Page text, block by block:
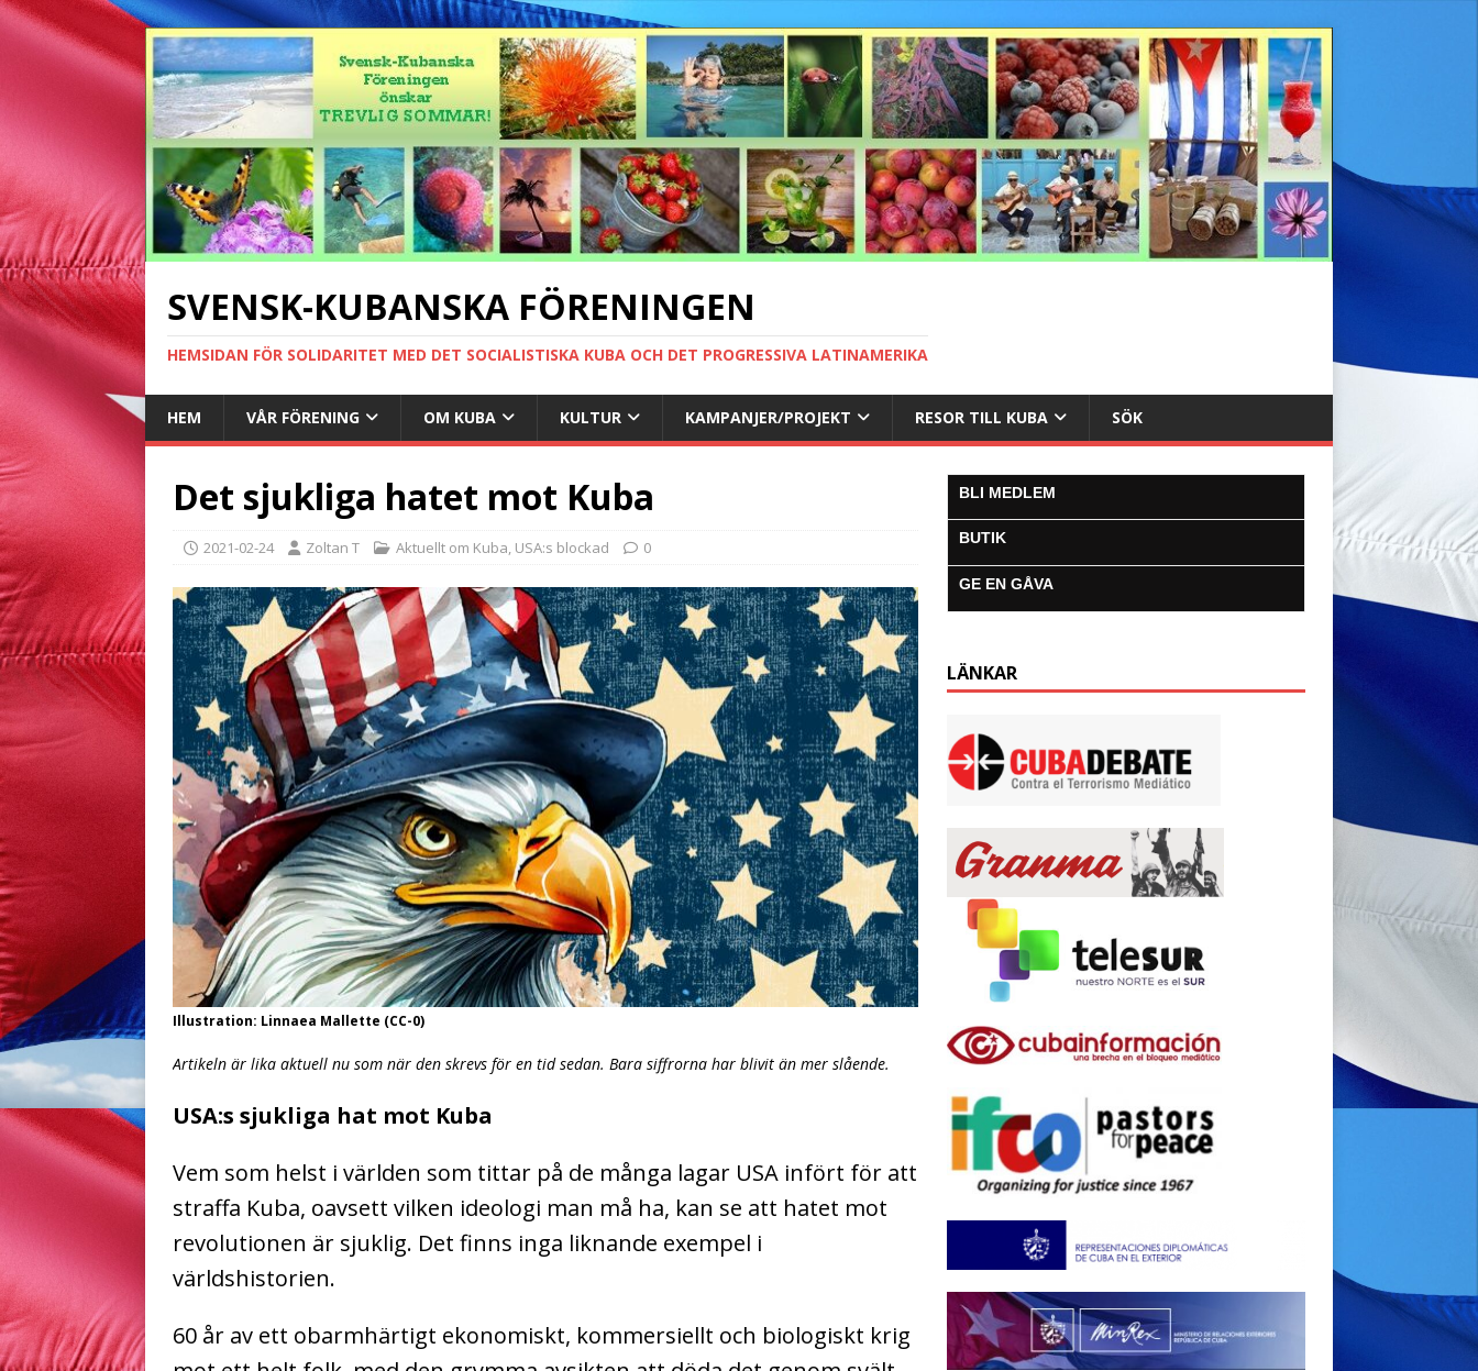
SVENSK-KUBANSKA FÖRENINGEN
HEMSIDAN FÖR SOLIDARITET MED DET SOCIALISTISKA KUBA OCH DET PROGRESSIVA LATINAMERIKA
HEM VÅR FÖRENING OM KUBA KULTUR KAMPANJER/PROJEKT RESOR TILL KUBA SÖK
Det sjukliga hatet mot Kuba
2021-02-24 Zoltan T Aktuellt om Kuba, USA:s blockad 0
Illustration: Linnaea Mallette (CC-0)
Artikeln är lika aktuell nu som när den skrevs för en tid sedan. Bara siffrorna har blivit än mer slående.
USA:s sjukliga hat mot Kuba
Vem som helst i världen som tittar på de många lagar USA infört för att
straffa Kuba, oavsett vilken ideologi man må ha, kan se att hatet mot
revolutionen är sjuklig. Det finns inga liknande exempel i
världshistorien.
60 år av ett obarmhärtigt ekonomiskt, kommersiellt och biologiskt krig
BLI MEDLEM
BUTIK
GE EN GÅVA
LÄNKAR